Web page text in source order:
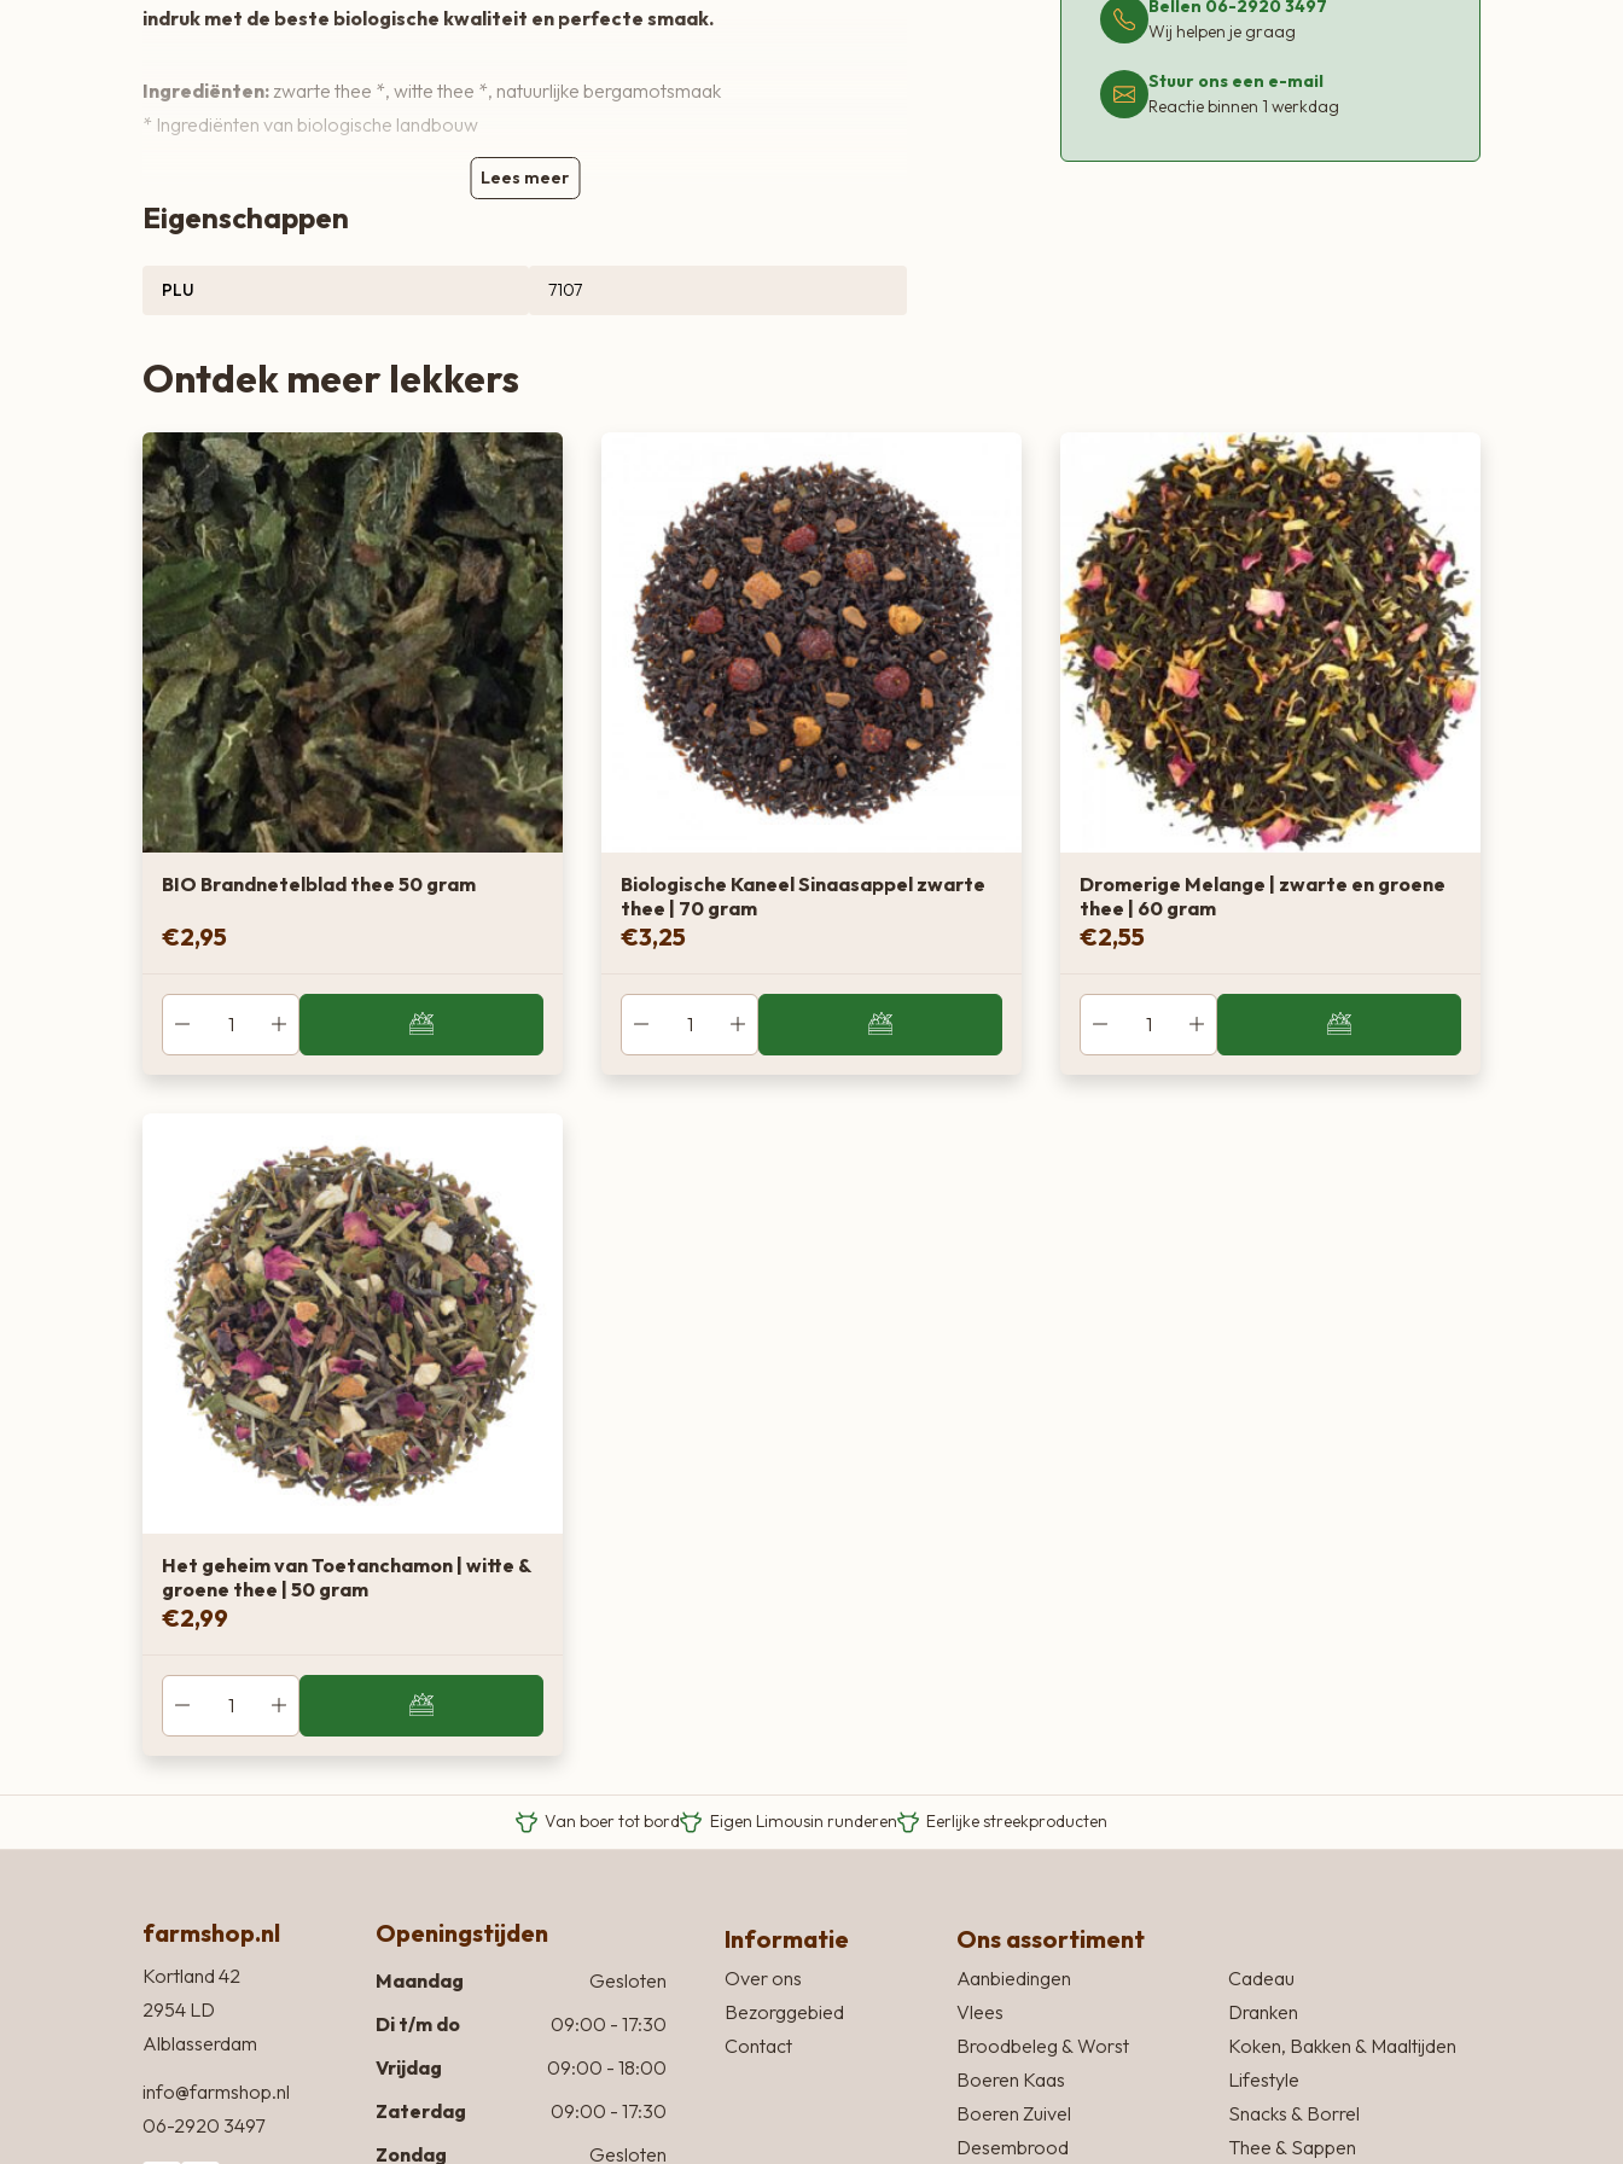
Zoete lekkernijen
indruk met de beste biologische kwaliteit en perfecte smaak.
Ingrediënten: zwarte thee *, witte thee *, natuurlijke bergamotsmaak
* Ingrediënten van biologische landbouw
Lees meer
Eigenschappen
PLU 7107
Bellen 06-2920 3497
Wij helpen je graag
Stuur ons een e-mail
Reactie binnen 1 werkdag
Ontdek meer lekkers
BIO Brandnetelblad thee 50 gram
€2,95
Biologische Kaneel Sinaasappel zwarte
thee | 70 gram
€3,25
Dromerige Melange | zwarte en groene
thee | 60 gram
€2,55
Het geheim van Toetanchamon | witte &
groene thee | 50 gram
€2,99
Van boer tot bord Eigen Limousin runderen Eerlijke streekproducten
farmshop.nl
Kortland 42
2954 LD
Alblasserdam
info@farmshop.nl
06-2920 3497
Openingstijden
Maandag
Gesloten
Di t/m do
09:00 - 17:30
Vrijdag
09:00 - 18:00
Zaterdag
09:00 - 17:30
Zondag
Gesloten
Informatie
Over ons
Bezorggebied
Contact
Ons assortiment
Aanbiedingen
Vlees
Broodbeleg & Worst
Boeren Kaas
Boeren Zuivel
Desembrood
Cadeau
Dranken
Koken, Bakken & Maaltijden
Lifestyle
Snacks & Borrel
Thee & Sappen